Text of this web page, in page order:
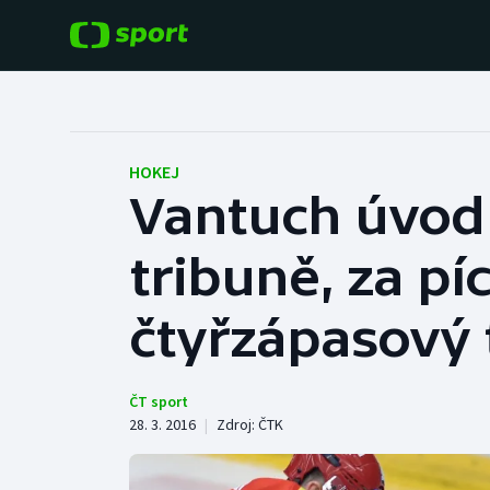
Hokej
Tenis
Atletika
Cyklistika
Baseball a softbal
Basketbal
Biatlon
HOKEJ
Vantuch
tribuně, za
čtyřzápasový
ČT sport
28. 3. 2016 | Zdroj: ČTK